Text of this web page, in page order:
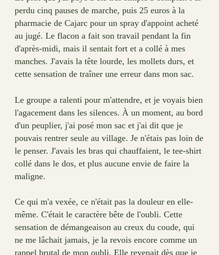
perdu cinq pauses de marche, puis 25 euros à la
pharmacie de Cajarc pour un spray d'appoint acheté
au jugé. Le flacon a fait son travail pendant la fin
d'après-midi, mais il sentait fort et a collé à mes
manches. J'avais la tête lourde, les mollets durs, et
cette sensation de traîner une erreur dans mon sac.
Le groupe a ralenti pour m'attendre, et je voyais bien
l'agacement dans les silences. À un moment, au bord
d'un peuplier, j'ai posé mon sac et j'ai dit que je
pouvais rentrer seule au village. Je n'étais pas loin de
le penser. J'avais les bras qui chauffaient, le tee-shirt
collé dans le dos, et plus aucune envie de faire la
maligne.
Ce qui m'a vexée, ce n'était pas la douleur en elle-
même. C'était le caractère bête de l'oubli. Cette
sensation de démangeaison au creux du coude, qui
ne me lâchait jamais, je la revois encore comme un
rappel brutal de mon oubli. Elle revenait dès que je